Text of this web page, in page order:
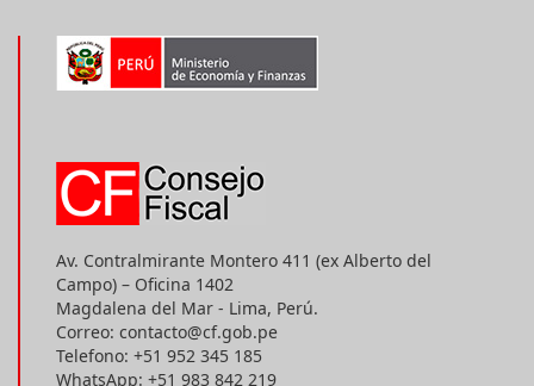
Av. Contralmirante Montero 411 (ex Alberto del
Campo) – Oficina 1402
Magdalena del Mar - Lima, Perú.
Correo: contacto@cf.gob.pe
Telefono: +51 952 345 185
WhatsApp: +51 983 842 219